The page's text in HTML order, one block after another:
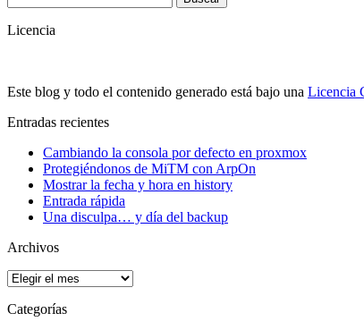
Licencia
Este blog y todo el contenido generado está bajo una Licencia
Entradas recientes
Cambiando la consola por defecto en proxmox
Protegiéndonos de MiTM con ArpOn
Mostrar la fecha y hora en history
Entrada rápida
Una disculpa… y día del backup
Archivos
Archivos
Categorías